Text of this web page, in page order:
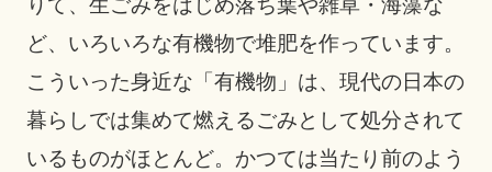
りて、生ごみをはじめ落ち葉や雑草・海藻な
ど、いろいろな有機物で堆肥を作っています。
こういった身近な「有機物」は、現代の日本の
暮らしでは集めて燃えるごみとして処分されて
いるものがほとんど。かつては当たり前のよう